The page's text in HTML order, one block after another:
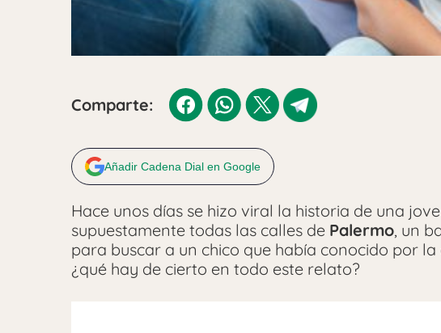
Comparte:
Añadir Cadena Dial en Google
Hace unos días se hizo viral la historia de una
supuestamente todas las calles de Palermo, un
para buscar a un chico que había conocido por
¿qué hay de cierto en todo este relato?